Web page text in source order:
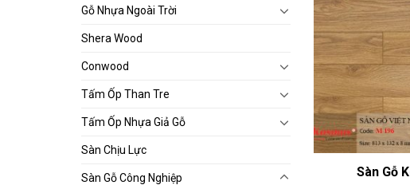
Gỗ Nhựa Ngoài Trời
Shera Wood
Conwood
Tấm Ốp Than Tre
Tấm Ốp Nhựa Giả Gỗ
Sàn Chịu Lực
Sàn Gỗ Công Nghiệp Sàn Gỗ